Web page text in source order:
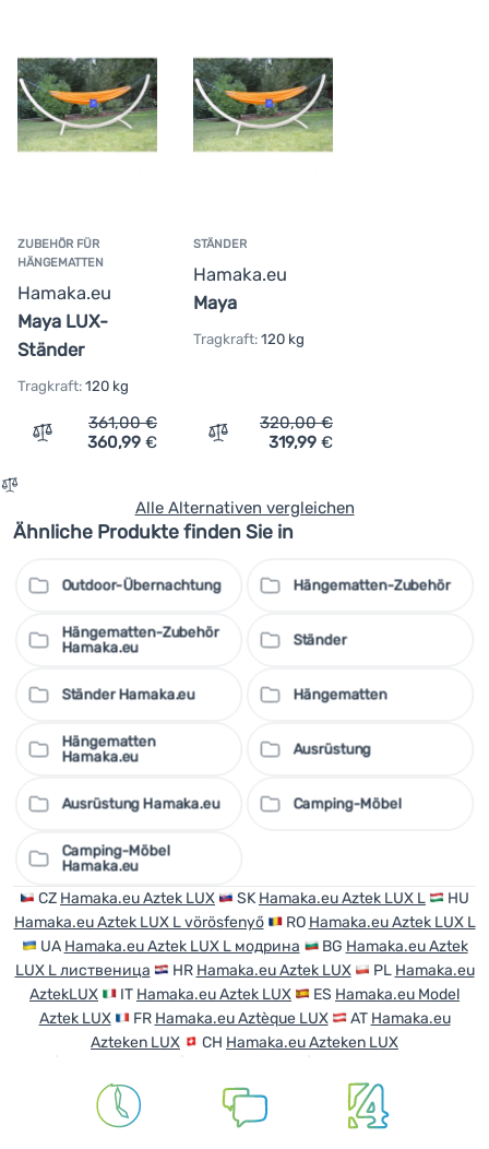
ZUBEHÖR FÜR
HÄNGEMATTEN
Hamaka.eu
Maya LUX-
Ständer
Tragkraft: 120 kg
Vergleichen
361,00€
360,99 €
STÄNDER
Hamaka.eu
Maya
Tragkraft: 120 kg
Vergleichen
320,00€
319,99 €
Alle Alternativen vergleichen
Ähnliche Produkte finden Sie in
Outdoor-Übernachtung Hängematten-Zubehör
Hängematten-Zubehör
Hamaka.eu
Ständer
Ständer Hamaka.eu Hängematten
Hängematten
Hamaka.eu
Ausrüstung
Ausrüstung Hamaka.eu Camping-Möbel
Camping-Möbel
Hamaka.eu
CZ Hamaka.eu Aztek LUX SK Hamaka.eu Aztek LUX L
HU
Hamaka.eu Aztek LUX L vörösfenyő
RO Hamaka.eu Aztek LUX L
UA Hamaka.eu Aztek LUX L модрина BG Hamaka.eu Aztek
LUX L лиственица
HR Hamaka.eu Aztek LUX PL Hamaka.eu
AztekLUX
IT Hamaka.eu Aztek LUX ES Hamaka.eu Model
Aztek LUX
FR Hamaka.eu Aztèque LUX AT Hamaka.eu
Azteken LUX
CH Hamaka.eu Azteken LUX